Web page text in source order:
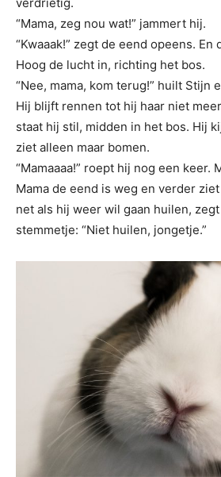
“Mama, zeg nou wat!” jammert hij.
“Kwaaak!” zegt de eend opeens. En
Hoog de lucht in, richting het bos.
“Nee, mama, kom terug!” huilt Stijn
Hij blijft rennen tot hij haar niet
staat hij stil, midden in het bos. Hij
ziet alleen maar bomen.
“Mamaaaa!” roept hij nog een keer.
Mama de eend is weg en verder
net als hij weer wil gaan huilen,
stemmetje: “Niet huilen, jongetje.”